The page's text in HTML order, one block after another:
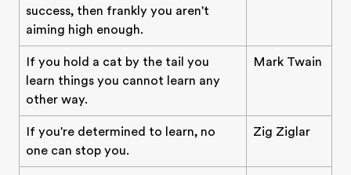
success, then frankly you aren't
aiming high enough.
If you hold a cat by the tail you
learn things you cannot learn any
other way.
Mark Twain
If you're determined to learn, no
one can stop you.
Zig Ziglar